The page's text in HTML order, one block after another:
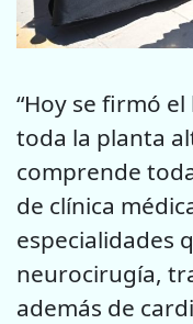
“Hoy se firmó
toda la planta
comprende
de clínica
especialidades
neurocirugía,
además de